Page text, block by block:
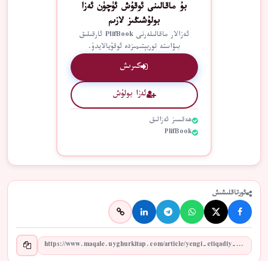
بۇ ماقالىنى ئوقۇش ئۈچۈن ئەزا
بولۇشىڭىز لازىم
ئەزالار ماقالىلەرنى PlifBook ئارقىلىق
بىۋاستە توربېتىمىزدە ئوقۇيالايدۇ.
كىرىش
ئەزا بولۇش
ھەقسىز ئەزالىق
PlifBook
ئورتاقلىشىش